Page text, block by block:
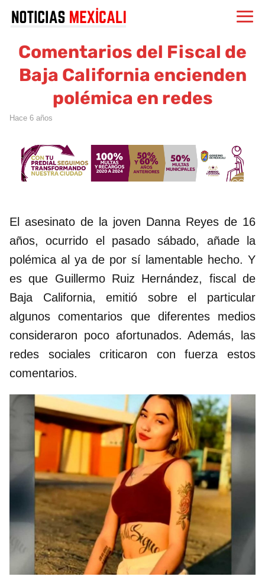
Comentarios del Fiscal de
Baja California encienden
polémica en redes
hace 6 años
El asesinato de la joven Danna Reyes de 16
años, ocurrido el pasado sábado, añade la
polémica al ya de por sí lamentable hecho. Y
es que Guillermo Ruiz Hernández, fiscal de
Baja California, emitió sobre el particular
algunos comentarios que diferentes medios
consideraron poco afortunados. Además, las
redes sociales criticaron con fuerza estos
comentarios.